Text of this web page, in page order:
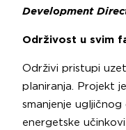
Development
Održivost u svim
Održivi pristupi
planiranja. Projekt
smanjenje ugljičnog
energetske